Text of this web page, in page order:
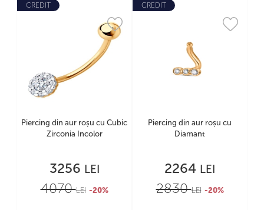
CREDIT
Piercing din aur roșu cu Cubic
Zirconia Incolor
3256 LEI
4070LEI -20%
CREDIT
Piercing din aur roșu cu
Diamant
2264 LEI
2830LEI -20%